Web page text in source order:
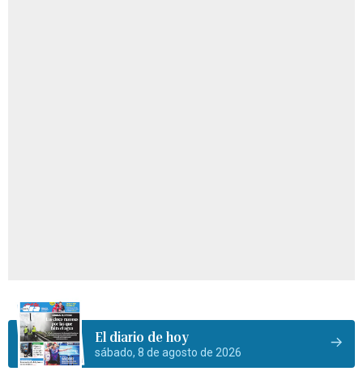
El diario de hoy
sábado, 8 de agosto de 2026